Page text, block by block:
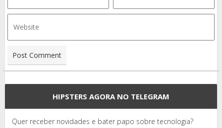
HIPSTERS AGORA NO TELEGRAM
Quer receber novidades e bater papo sobre tecnologia?